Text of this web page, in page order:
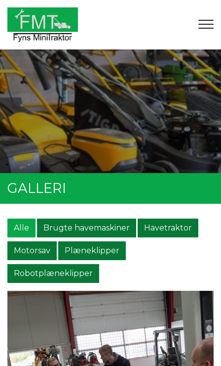
Gå
hovedindhold
GALLERI
Alle Brugte havemaskiner Havetraktor
Motorsav Plæneklipper
Robotplæneklipper